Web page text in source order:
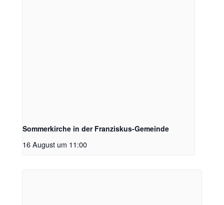
Sommerkirche in der Franziskus-Gemeinde
16 August um 11:00